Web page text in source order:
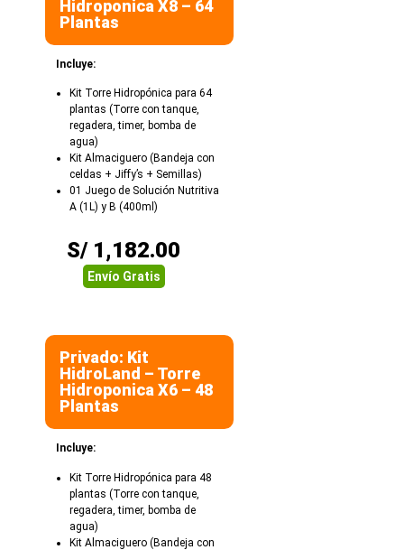
Hidroponica X8 – 64
Plantas
Incluye:
Kit Torre Hidropónica para 64
plantas (Torre con tanque,
regadera, timer, bomba de
agua)
Kit Almaciguero (Bandeja con
celdas + Jiffy’s + Semillas)
01 Juego de Solución Nutritiva
A (1L) y B (400ml)
S/1,182.00
Envío Gratis
Privado: Kit
HidroLand – Torre
Hidroponica X6 – 48
Plantas
Incluye:
Kit Torre Hidropónica para 48
plantas (Torre con tanque,
regadera, timer, bomba de
agua)
Kit Almaciguero (Bandeja con